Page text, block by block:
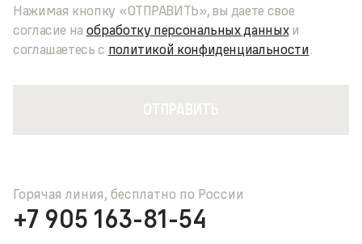
Нажимая кнопку «ОТПРАВИТЬ», вы даете свое
согласие на обработкуперсональных данных и
соглашаетесь с политикой конфиденциальности.
ОТПРАВИТЬ
Горячая линия, бесплатно по России
+7 905 163-81-54